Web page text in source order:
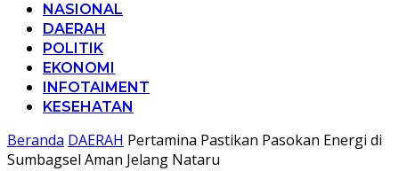
NASIONAL
DAERAH
POLITIK
EKONOMI
INFOTAIMENT
KESEHATAN
Beranda DAERAH Pertamina Pastikan Pasokan Energi di
Sumbagsel Aman Jelang Nataru